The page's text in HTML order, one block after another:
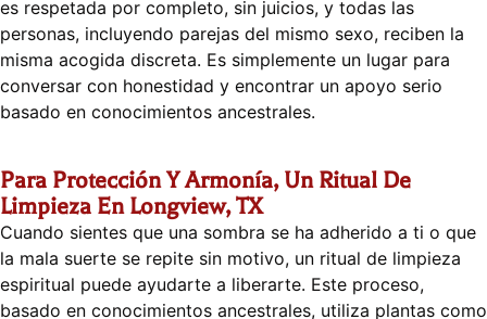
es respetada por completo, sin juicios, y todas las
personas, incluyendo parejas del mismo sexo, reciben la
misma acogida discreta. Es simplemente un lugar para
conversar con honestidad y encontrar un apoyo serio
basado en conocimientos ancestrales.
Para Protección Y Armonía, Un Ritual De
Limpieza En Longview, TX
Cuando sientes que una sombra se ha adherido a ti o que
la mala suerte se repite sin motivo, un ritual de limpieza
espiritual puede ayudarte a liberarte. Este proceso,
basado en conocimientos ancestrales, utiliza plantas como